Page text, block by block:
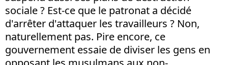
sociale ? Est-ce que le patronat a décidé
d'arrêter d'attaquer les travailleurs ? Non,
naturellement pas. Pire encore, ce
gouvernement essaie de diviser les gens en